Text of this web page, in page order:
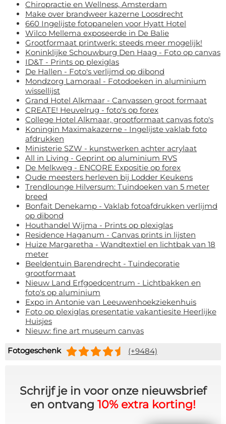
Chiropractie en Wellness, Amsterdam
Make over brandweer kazerne Loosdrecht
660 Ingelijste fotopanelen voor Hyatt Hotel
Wilco Mellema exposeerde in De Balie
Grootformaat printwerk: steeds meer mogelijk!
Koninklijke Schouwburg Den Haag - Foto op canvas
ID&T - Prints op plexiglas
De Hallen - Foto's verlijmd op dibond
Mondzorg Lamoraal - Fotodoeken in aluminium
wissellijst
Grand Hotel Alkmaar - Canvassen groot formaat
CREATE! Heuvelrug - foto's op forex
College Hotel Alkmaar, grootformaat canvas foto's
Koningin Maximakazerne - Ingelijste vaklab foto
afdrukken
Ministerie SZW - kunstwerken achter acrylaat
All in Living - Geprint op aluminium RVS
De Melkweg - ENCORE Expositie op forex
Oude meesters herleven bij Lodder Keukens
Trendlounge Hilversum: Tuindoeken van 5 meter
breed
Bonfait Denekamp - Vaklab fotoafdrukken verlijmd
op dibond
Houthandel Wijma - Prints op plexiglas
Residence Haganum - Canvas prints in lijsten
Huize Margaretha - Wandtextiel en lichtbak van 18
meter
Beeldentuin Barendrecht - Tuindecoratie
grootformaat
Nieuw Land Erfgoedcentrum - Lichtbakken en
foto's op aluminium
Expo in Antonie van Leeuwenhoekziekenhuis
Foto op plexiglas presentatie vakantiesite Heerlijke
Huisjes
Nieuw: fine art museum canvas
Fotogeschenk (+9484)
Schrijf je in voor onze nieuwsbrief
en ontvang 10% extra korting!